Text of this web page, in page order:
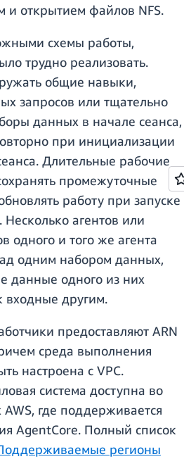
и открытием файлов NFS.
схемы работы,
трудно реализовать.
общие навыки,
запросов или тщательно
данных в начале сеанса,
при инициализации
Длительные рабочие
промежуточные
работу при запуске
Несколько агентов или
одного и того же агента
одним набором данных,
данные одного из них
входные другим.
предоставляют ARN
среда выполнения
настроена с VPC.
система доступна во
AWS, где поддерживается
AgentCore. Полный список
регионы